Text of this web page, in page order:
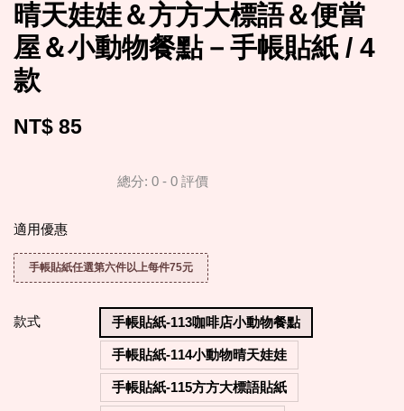
晴天娃娃＆方方大標語＆便當
屋＆小動物餐點－手帳貼紙 / 4
款
NT$ 85
總分: 0 - 0 評價
適用優惠
手帳貼紙任選第六件以上每件75元
款式 手帳貼紙-113咖啡店小動物餐點
手帳貼紙-114小動物晴天娃娃
手帳貼紙-115方方大標語貼紙